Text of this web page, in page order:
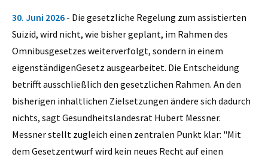
30. Juni 2026 - Die gesetzliche Regelung zum assistierten
Suizid, wird nicht, wie bisher geplant, im Rahmen des
Omnibusgesetzes weiterverfolgt, sondern in einem
eigenständigenGesetz ausgearbeitet. Die Entscheidung
betrifft ausschließlich den gesetzlichen Rahmen. An den
bisherigen inhaltlichen Zielsetzungen ändere sich dadurch
nichts, sagt Gesundheitslandesrat Hubert Messner.
Messner stellt zugleich einen zentralen Punkt klar: "Mit
dem Gesetzentwurf wird kein neues Recht auf einen